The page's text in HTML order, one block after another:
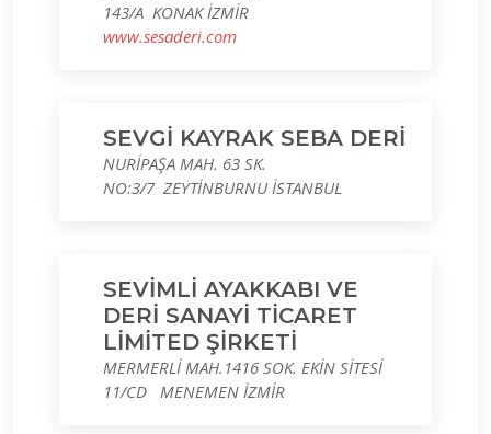
143/A KONAK İZMİR
www.sesaderi.com
SEVGİ KAYRAK SEBA DERİ
NURİPAŞA MAH. 63 SK.
NO:3/7 ZEYTİNBURNU İSTANBUL
SEVİMLİ AYAKKABI VE
DERİ SANAYİ TİCARET
LİMİTED ŞİRKETİ
MERMERLİ MAH.1416 SOK. EKİN SİTESİ
11/CD MENEMEN İZMİR